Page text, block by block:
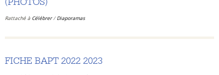
Rattaché à Célébrer / Diaporamas
FICHE BAPT 2022 2023